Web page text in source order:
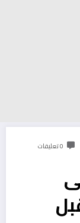
0 تعليقات